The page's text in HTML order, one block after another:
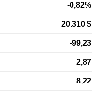
-0,82%
20.310 $
-99,23
2,87
8,22